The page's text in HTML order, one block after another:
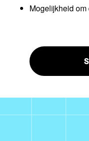
Mogelijkheid